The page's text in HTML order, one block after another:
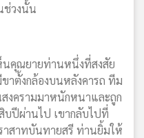
ช่วงนั้น
นคุณยายท่านหนึ่งที่สงสัย
าตั้งกล้องบนหลังคารถ ทีม
สงครามมาหนักหนาและถูก
บปีผ่านไป เขากลับไปที่
สาทบันทายสรี ท่านยิ้มให้